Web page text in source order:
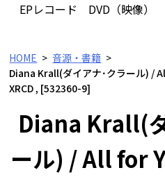
EPレコード
DVD（映像）
HOME
音源・書籍
Diana Krall(ダイアナ･クラール) /
XRCD , [532360-9]
Diana Krall(
ール) / All for